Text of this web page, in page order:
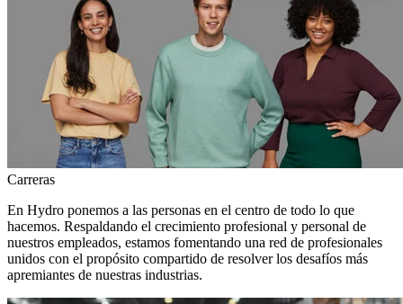
Carreras
En Hydro ponemos a las personas en el centro de todo lo que
hacemos. Respaldando el crecimiento profesional y personal de
nuestros empleados, estamos fomentando una red de profesionales
unidos con el propósito compartido de resolver los desafíos más
apremiantes de nuestras industrias.